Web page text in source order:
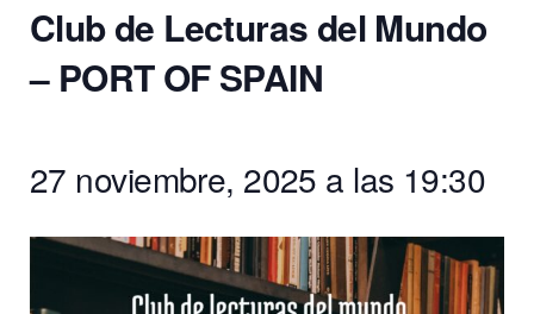
Club de Lecturas del Mundo
– PORT OF SPAIN
27 noviembre, 2025 a las 19:30